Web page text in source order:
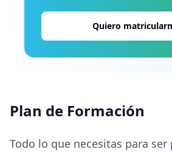
Quiero
Plan de Formación
Todo lo que necesitas para